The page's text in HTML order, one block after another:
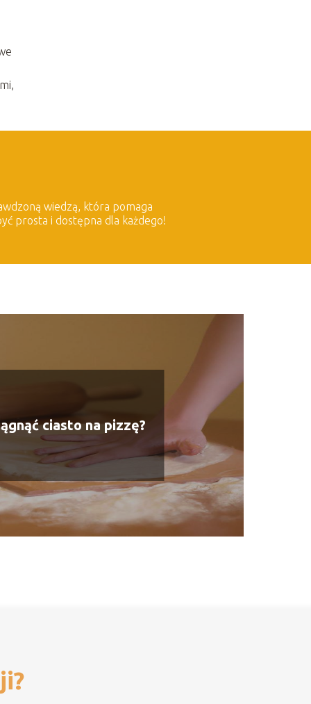
wiedzą, która pomaga
prosta i dostępna dla każdego!
ciasto na pizzę?